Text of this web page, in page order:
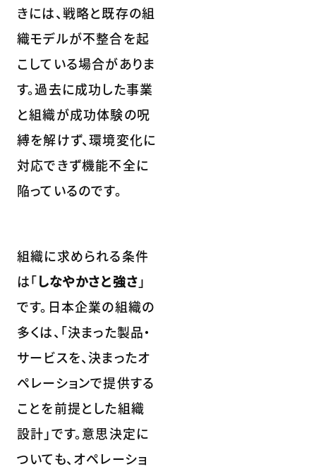
きには、戦略と既存の組
織モデルが不整合を起
こしている場合がありま
す。過去に成功した事業
と組織が成功体験の呪
縛を解けず、環境変化に
対応できず機能不全に
陥っているのです。
組織に求められる条件
は「しなやかさと強さ」
です。日本企業の組織の
多くは、「決まった製品・
サービスを、決まったオ
ペレーションで提供する
ことを前提とした組織
設計」です。意思決定に
ついても、オペレーショ